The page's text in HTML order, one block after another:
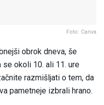
Foto: Canva
obrok dneva, še
okoli 10. ali 11. ure
razmišljati o tem, da
pametneje izbrali hrano.